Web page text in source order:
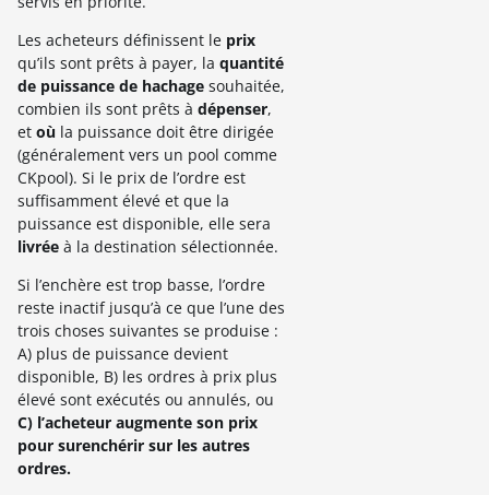
Les acheteurs définissent le prix
qu’ils sont prêts à payer, la quantité
de puissance de hachage souhaitée,
combien ils sont prêts à dépenser,
et où la puissance doit être dirigée
(généralement vers un pool comme
CKpool). Si le prix de l’ordre est
suffisamment élevé et que la
puissance est disponible, elle sera
livrée à la destination sélectionnée.
Si l’enchère est trop basse, l’ordre
reste inactif jusqu’à ce que l’une des
trois choses suivantes se produise :
A) plus de puissance devient
disponible, B) les ordres à prix plus
élevé sont exécutés ou annulés, ou
C) l’acheteur augmente son prix
pour surenchérir sur les autres
ordres.